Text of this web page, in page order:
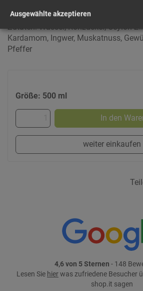
oder Backwaren.
Zutaten: Wasser, Rohzucker, Ceylon-
Kardamom, Ingwer, Muskatnuss,
Pfeffer
Größe: 500 ml
In den
weiter einkaufen
4,6 von 5 Sternen - 148
Lesen Sie hierwas zufriedene Besucher
shop.it sagen
Ausgewählte akzeptieren